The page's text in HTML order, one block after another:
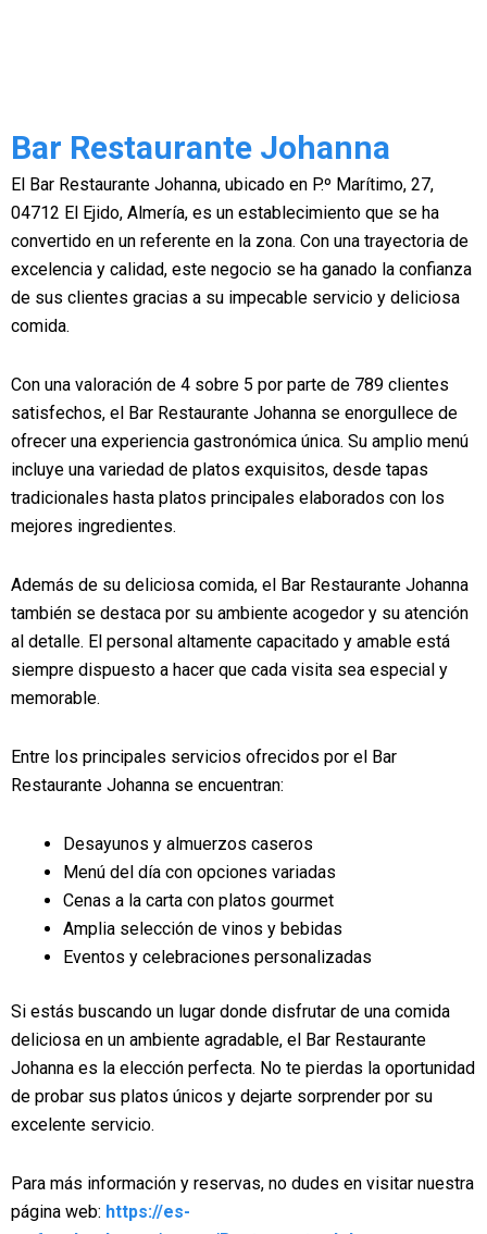
Bar Restaurante Johanna
El Bar Restaurante Johanna, ubicado en P.º Marítimo, 27,
04712 El Ejido, Almería, es un establecimiento que se ha
convertido en un referente en la zona. Con una trayectoria de
excelencia y calidad, este negocio se ha ganado la confianza
de sus clientes gracias a su impecable servicio y deliciosa
comida.
Con una valoración de 4 sobre 5 por parte de 789 clientes
satisfechos, el Bar Restaurante Johanna se enorgullece de
ofrecer una experiencia gastronómica única. Su amplio menú
incluye una variedad de platos exquisitos, desde tapas
tradicionales hasta platos principales elaborados con los
mejores ingredientes.
Además de su deliciosa comida, el Bar Restaurante Johanna
también se destaca por su ambiente acogedor y su atención
al detalle. El personal altamente capacitado y amable está
siempre dispuesto a hacer que cada visita sea especial y
memorable.
Entre los principales servicios ofrecidos por el Bar
Restaurante Johanna se encuentran:
Desayunos y almuerzos caseros
Menú del día con opciones variadas
Cenas a la carta con platos gourmet
Amplia selección de vinos y bebidas
Eventos y celebraciones personalizadas
Si estás buscando un lugar donde disfrutar de una comida
deliciosa en un ambiente agradable, el Bar Restaurante
Johanna es la elección perfecta. No te pierdas la oportunidad
de probar sus platos únicos y dejarte sorprender por su
excelente servicio.
Para más información y reservas, no dudes en visitar nuestra
página web: https://es-